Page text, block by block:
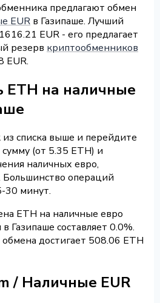
предлагают обмен
EUR в Газипаше. Лучший
EUR - его предлагает
резерв криптообменников
EUR.
ETH на наличные
списка выше и перейдите
(от 5.35 ETH) и
наличных евро,
Большинство операций
30 минут.
ETH на наличные евро
Газипаше составляет 0.0%.
достигает 508.06 ETH
/ Наличные EUR